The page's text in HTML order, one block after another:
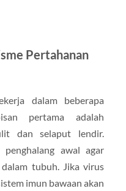
Pertahanan
dalam beberapa
pertama adalah
dan selaput lendir.
penghalang awal agar
tubuh. Jika virus
imun bawaan akan